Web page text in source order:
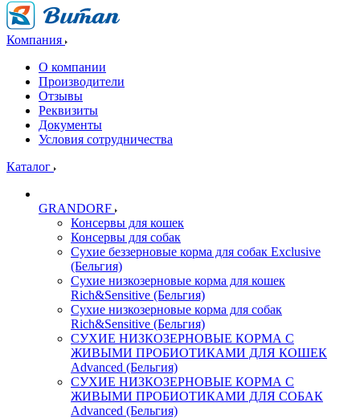
Компания
О компании
Производители
Отзывы
Реквизиты
Документы
Условия сотрудничества
Каталог
GRANDORF
Консервы для кошек
Консервы для собак
Сухие беззерновые корма для собак Exclusive
(Бельгия)
Сухие низкозерновые корма для кошек
Rich&Sensitive (Бельгия)
Сухие низкозерновые корма для собак
Rich&Sensitive (Бельгия)
СУХИЕ НИЗКОЗЕРНОВЫЕ КОРМА С
ЖИВЫМИ ПРОБИОТИКАМИ ДЛЯ КОШЕК
Advanced (Бельгия)
СУХИЕ НИЗКОЗЕРНОВЫЕ КОРМА С
ЖИВЫМИ ПРОБИОТИКАМИ ДЛЯ СОБАК
Advanced (Бельгия)